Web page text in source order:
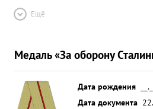
Ещё
Медаль «За оборону
Дата рождения
Дата документа